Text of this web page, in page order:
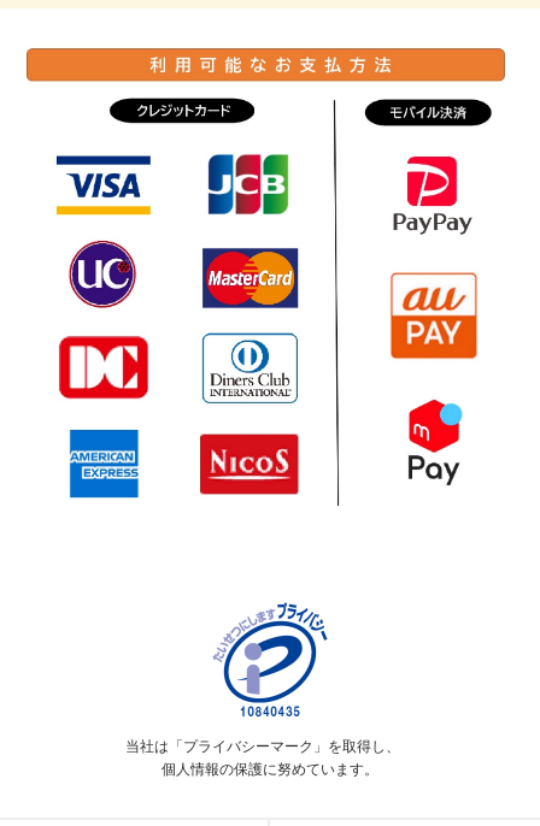
当社は「プライバシーマーク」を取得し、
個人情報の保護に努めています。